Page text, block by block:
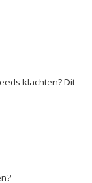
klachten? Dit